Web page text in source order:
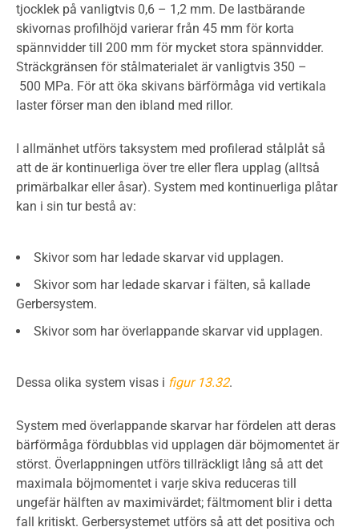
tjocklek på vanligtvis 0,6 – 1,2 mm. De lastbärande
skivornas profilhöjd varierar från 45 mm för korta
spännvidder till 200 mm för mycket stora spännvidder.
Sträckgränsen för stålmaterialet är vanligtvis 350 –
500 MPa. För att öka skivans bärförmåga vid vertikala
laster förser man den ibland med rillor.
I allmänhet utförs taksystem med profilerad stålplåt så
att de är kontinuerliga över tre eller flera upplag (alltså
primärbalkar eller åsar). System med kontinuerliga plåtar
kan i sin tur bestå av:
Skivor som har ledade skarvar vid upplagen.
Skivor som har ledade skarvar i fälten, så kallade
Gerbersystem.
Skivor som har överlappande skarvar vid upplagen.
Dessa olika system visas i figur 13.32.
System med överlappande skarvar har fördelen att deras
bärförmåga fördubblas vid upplagen där böjmomentet är
störst. Överlappningen utförs tillräckligt lång så att det
maximala böjmomentet i varje skiva reduceras till
ungefär hälften av maximivärdet; fältmoment blir i detta
fall kritiskt. Gerbersystemet utförs så att det positiva och